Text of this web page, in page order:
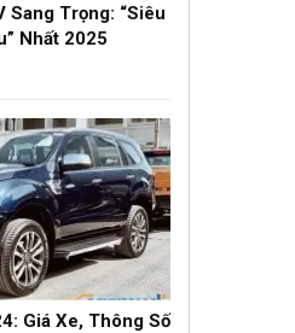
Sang Trọng: “Siêu
Nhất 2025
Giá Xe, Thông Số